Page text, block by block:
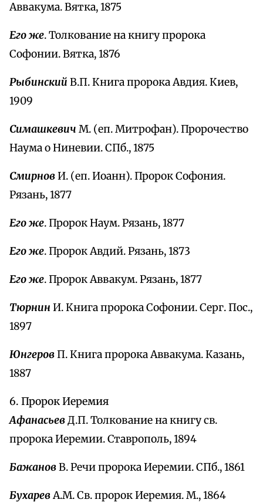
Аввакума. Вятка, 1875
Его же. Толкование на книгу пророка
Софонии. Вятка, 1876
Рыбинский В.П. Книга пророка Авдия. Киев,
1909
Симашкевич М. (еп. Митрофан). Пророчество
Наума о Ниневии. СПб., 1875
СмирновИ. (еп. Иоанн). Пророк Софония.
Рязань, 1877
Его же. Пророк Наум. Рязань, 1877
Его же. Пророк Авдий. Рязань, 1873
Его же. Пророк Аввакум. Рязань, 1877
Тюрнин И. Книга пророка Софонии. Серг. Пос.,
1897
ЮнгеровП. Книга пророка Аввакума. Казань,
1887
6. Пророк Иеремия
АфанасьевД.П. Толкование на книгу св.
пророка Иеремии. Ставрополь, 1894
БажановВ. Речи пророка Иеремии. СПб., 1861
БухаревА.М. Св. пророк Иеремия. М., 1864